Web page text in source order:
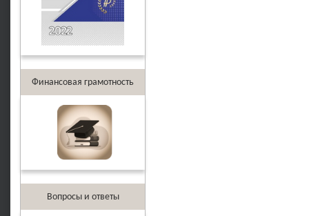
Финансовая грамотность
Вопросы и ответы